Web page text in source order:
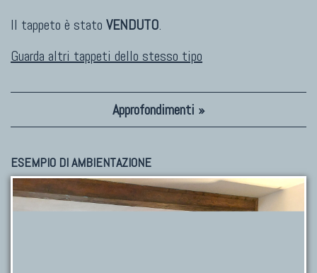
Il tappeto è stato VENDUTO.
Guarda altri tappeti dello stesso tipo
Approfondimenti »
ESEMPIO DI AMBIENTAZIONE